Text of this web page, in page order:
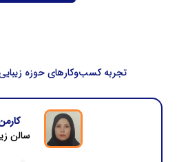
تجربه کسب‌وکارهای حوزه زیبایی
سالن